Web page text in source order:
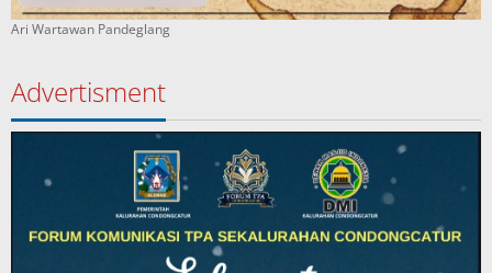
Ari Wartawan Pandeglang
Advertisment